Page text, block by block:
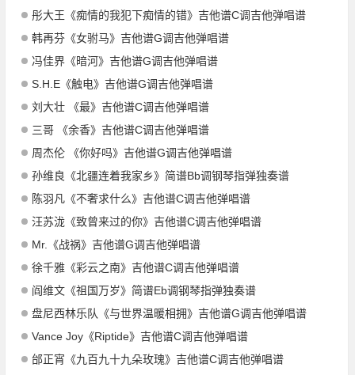
彤大王《痴情的我犯下痴情的错》吉他谱C调吉他弹唱谱
韩再芬《女驸马》吉他谱G调吉他弹唱谱
冯佳界《暗河》吉他谱G调吉他弹唱谱
S.H.E《触电》吉他谱G调吉他弹唱谱
刘大壮 《最》吉他谱C调吉他弹唱谱
三哥 《余香》吉他谱C调吉他弹唱谱
周杰伦 《你好吗》吉他谱G调吉他弹唱谱
孙维良《北疆连着我家乡》简谱Bb调钢琴指弹独奏谱
陈羽凡《不奢求什么》吉他谱C调吉他弹唱谱
汪苏泷《致曾来过的你》吉他谱C调吉他弹唱谱
Mr.《战祸》吉他谱G调吉他弹唱谱
徐千雅《彩云之南》吉他谱C调吉他弹唱谱
阎维文《祖国万岁》简谱Eb调钢琴指弹独奏谱
盘尼西林乐队《与世界温暖相拥》吉他谱G调吉他弹唱谱
Vance Joy《Riptide》吉他谱C调吉他弹唱谱
邰正宵《九百九十九朵玫瑰》吉他谱C调吉他弹唱谱